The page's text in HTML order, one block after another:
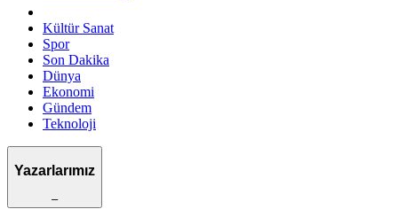
Kültür Sanat
Spor
Son Dakika
Dünya
Ekonomi
Gündem
Teknoloji
Yazarlarımız
–